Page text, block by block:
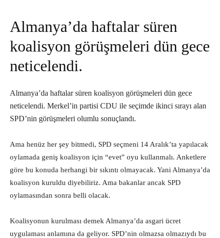
Almanya’da haftalar süren
koalisyon görüşmeleri dün gece
neticelendi.
Almanya’da haftalar süren koalisyon görüşmeleri dün gece
neticelendi. Merkel’in partisi CDU ile seçimde ikinci sırayı alan
SPD’nin görüşmeleri olumlu sonuçlandı.
Ama henüz her şey bitmedi, SPD seçmeni 14 Aralık’ta yapılacak
oylamada geniş koalisyon için “evet” oyu kullanmalı. Anketlere
göre bu konuda herhangi bir sıkıntı olmayacak. Yani Almanya’da
koalisyon kuruldu diyebiliriz. Ama bakanlar ancak SPD
oylamasından sonra belli olacak.
Koalisyonun kurulması demek Almanya’da asgari ücret
uygulaması anlamına da geliyor. SPD’nin olmazsa olmazıydı bu